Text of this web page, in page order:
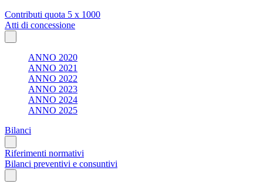
Contributi quota 5 x 1000
Atti di concessione
ANNO 2020
ANNO 2021
ANNO 2022
ANNO 2023
ANNO 2024
ANNO 2025
Bilanci
Riferimenti normativi
Bilanci preventivi e consuntivi